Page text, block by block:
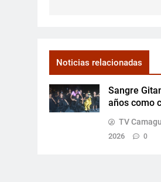
Noticias relacionadas
Sangre
años como
TV
2026
0